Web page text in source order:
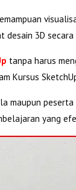
desain 3D
tanpa harus
Kursus
maupun
yang